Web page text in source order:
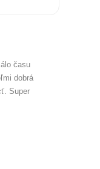
času
dobrá
Super